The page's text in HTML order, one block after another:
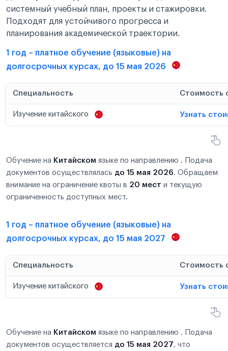
системный учебный план, проекты и стажировки.
Подходят для устойчивого прогресса и
планирования академической траектории.
1 год – платное обучение (языковые) на
долгосрочных курсах, до 15 мая 2026
Специальность Стоимость
Изучение китайского Узнать
Обучение на Китайском языке по направлению . Подача
документов осуществлялась до 15 мая 2026. Обращаем
внимание на ограничение квоты в 20 мест и текущую
ограниченность доступных мест.
1 год – платное обучение (языковые) на
долгосрочных курсах, до 15 мая 2027
Специальность Стоимость
Изучение китайского Узнать
Обучение на Китайском языке по направлению . Подача
документов осуществляется до 15 мая 2027, что